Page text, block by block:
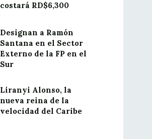
costará RD$6,300
Designan a Ramón
Santana en el Sector
Externo de la FP en el
Sur
Liranyi Alonso, la
nueva reina de la
velocidad del Caribe